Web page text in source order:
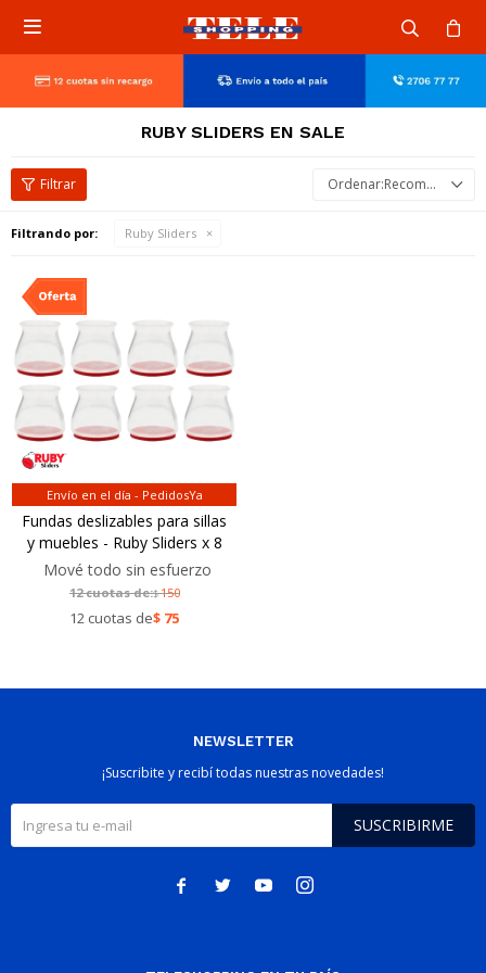

RUBY SLIDERS EN SALE
Recomendados
Filtrando por: Ruby Sliders
Envío en el día - PedidosYa
Fundas deslizables para sillas
y muebles - Ruby Sliders x 8
Mové todo sin esfuerzo
12 cuotas de:$150
12 cuotas de$ 75
NEWSLETTER
¡Suscribite y recibí todas nuestras novedades!
SUSCRIBIRME
   